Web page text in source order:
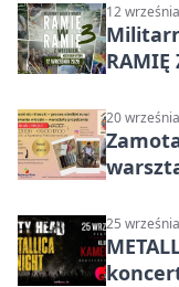
12
RAMIĘ
20
25